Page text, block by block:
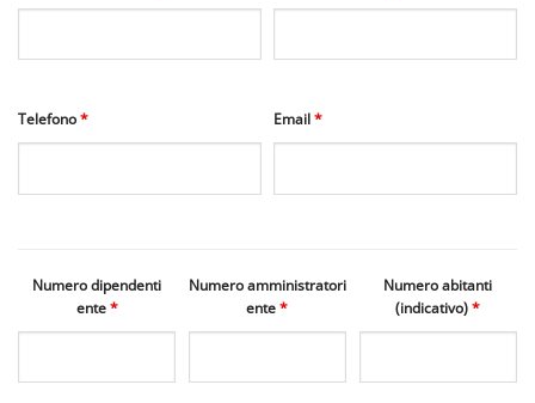
Telefono* Email*
Numero dipendenti
ente*
Numero amministratori
ente*
Numero abitanti
(indicativo)*